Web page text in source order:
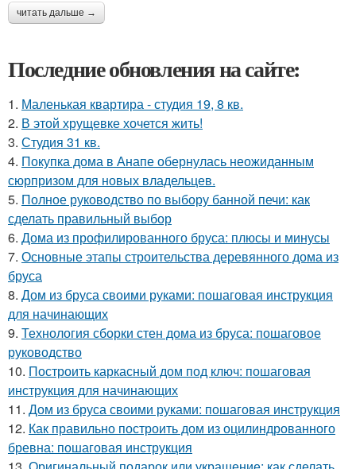
читать дальше →
Последние обновления на сайте:
1. Маленькая квартира - студия 19, 8 кв.
2. В этой хрущевке хочется жить!
3. Студия 31 кв.
4. Покупка дома в Анапе обернулась неожиданным
сюрпризом для новых владельцев.
5. Полное руководство по выбору банной печи: как
сделать правильный выбор
6. Дома из профилированного бруса: плюсы и минусы
7. Основные этапы строительства деревянного дома из
бруса
8. Дом из бруса своими руками: пошаговая инструкция
для начинающих
9. Технология сборки стен дома из бруса: пошаговое
руководство
10. Построить каркасный дом под ключ: пошаговая
инструкция для начинающих
11. Дом из бруса своими руками: пошаговая инструкция
12. Как правильно построить дом из оцилиндрованного
бревна: пошаговая инструкция